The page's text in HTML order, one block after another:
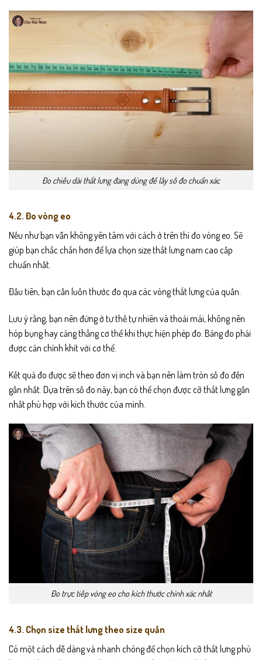
Đo chiều dài thắt lưng đang dùng để lấy số đo chuẩn xác
4.2. Đo vòng eo
Nếu như bạn vẫn không yên tâm với cách ở trên thì đo vòng eo. Sẽ
giúp bạn chắc chắn hơn để lựa chọn size thắt lưng nam cao cấp
chuẩn nhất.
Đầu tiên, bạn cần luồn thước đo qua các vòng thắt lưng của quần.
Lưu ý rằng, bạn nên đứng ở tư thế tự nhiên và thoải mái, không nên
hóp bụng hay căng thẳng cơ thể khi thực hiện phép đo. Băng đo phải
được căn chỉnh khít với cơ thể.
Kết quả đo được sẽ theo đơn vị inch và bạn nên làm tròn số đo đến
gần nhất. Dựa trên số đo này, bạn có thể chọn được cỡ thắt lưng gần
nhất phù hợp với kích thước của mình.
Đo trực tiếp vòng eo cho kích thước chính xác nhất
4.3. Chọn size thắt lưng theo size quần
Có một cách dễ dàng và nhanh chóng để chọn kích cỡ thắt lưng phù